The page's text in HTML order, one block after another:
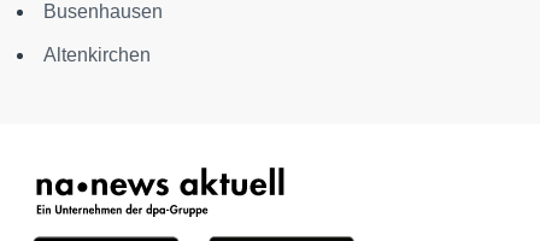
Busenhausen
Altenkirchen